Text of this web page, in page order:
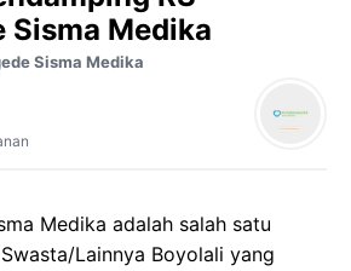
Sisma Medika
Sisma Medika
Medika adalah salah satu
Lainnya Boyolali yang